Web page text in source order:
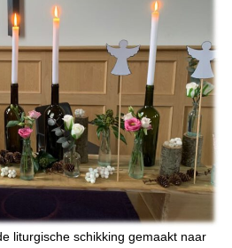
liturgische schikking gemaakt naar